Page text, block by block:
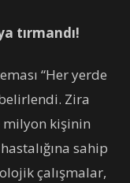
tırmandı!
“Her yerde
Zira
kişinin
sahip
çalışmalar,